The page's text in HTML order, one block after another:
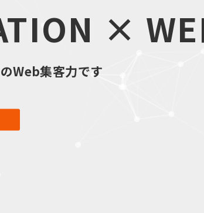
×
Web集客力です